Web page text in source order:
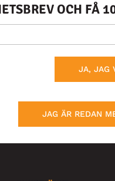
OCH FÅ
JA, JAG
JAG ÄR REDAN